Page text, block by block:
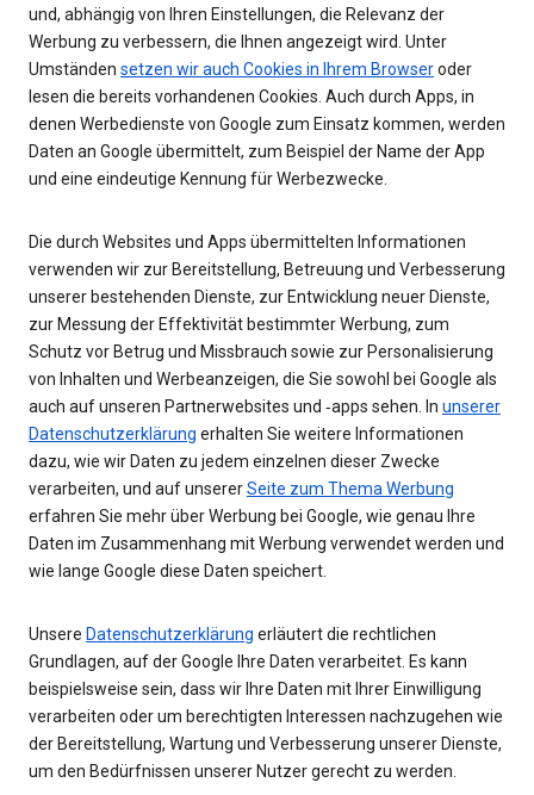
und, abhängig von Ihren Einstellungen, die Relevanz der
Werbung zu verbessern, die Ihnen angezeigt wird. Unter
Umständen setzen wir auch Cookies in Ihrem Browseroder
lesen die bereits vorhandenen Cookies. Auch durch Apps, in
denen Werbedienste von Google zum Einsatz kommen, werden
Daten an Google übermittelt, zum Beispiel der Name der App
und eine eindeutige Kennung für Werbezwecke.
Die durch Websites und Apps übermittelten Informationen
verwenden wir zur Bereitstellung, Betreuung und Verbesserung
unserer bestehenden Dienste, zur Entwicklung neuer Dienste,
zur Messung der Effektivität bestimmter Werbung, zum
Schutz vor Betrug und Missbrauch sowie zur Personalisierung
von Inhalten und Werbeanzeigen, die Sie sowohl bei Google als
auch auf unseren Partnerwebsites und ‑apps sehen. In unserer
Datenschutzerklärung erhalten Sie weitere Informationen
dazu, wie wir Daten zu jedem einzelnen dieser Zwecke
verarbeiten, und auf unsererSeite zum Thema Werbung
erfahren Sie mehr über Werbung bei Google, wie genau Ihre
Daten im Zusammenhang mit Werbung verwendet werden und
wie lange Google diese Daten speichert.
Unsere Datenschutzerklärung erläutert die rechtlichen
Grundlagen, auf der Google Ihre Daten verarbeitet. Es kann
beispielsweise sein, dass wir Ihre Daten mit Ihrer Einwilligung
verarbeiten oder um berechtigten Interessen nachzugehen wie
der Bereitstellung, Wartung und Verbesserung unserer Dienste,
um den Bedürfnissen unserer Nutzer gerecht zu werden.